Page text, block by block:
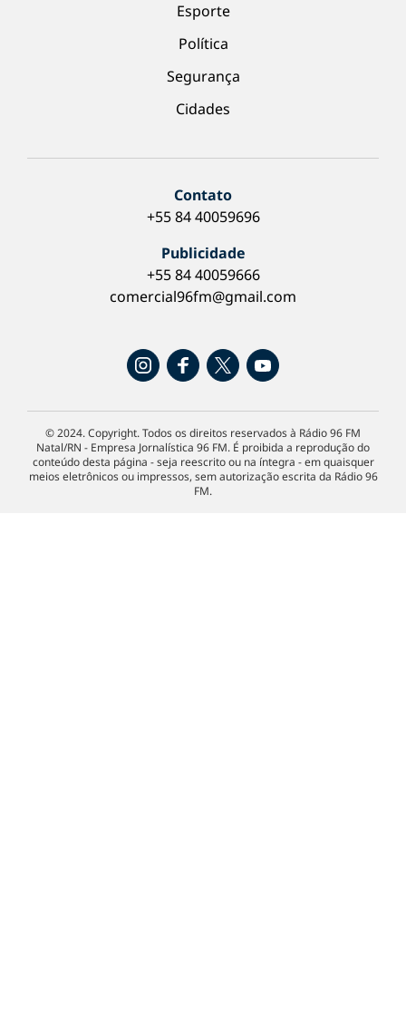
Esporte
Política
Segurança
Cidades
Contato
+55 84 40059696
Publicidade
+55 84 40059666
comercial96fm@gmail.com
© 2024. Copyright. Todos os direitos reservados à Rádio 96 FM
Natal/RN - Empresa Jornalística 96 FM. É proibida a reprodução do
conteúdo desta página - seja reescrito ou na íntegra - em quaisquer
meios eletrônicos ou impressos, sem autorização escrita da Rádio 96
FM.